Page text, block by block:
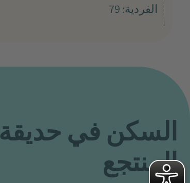
الفردية: 79
السكن في حديقة
المنتجع